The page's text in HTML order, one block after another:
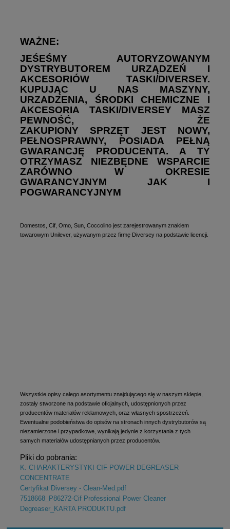
WAŻNE:
JEŚEŚMY AUTORYZOWANYM
DYSTRYBUTOREM URZĄDZEŃ I
AKCESORIÓW TASKI/DIVERSEY.
KUPUJĄC U NAS MASZYNY,
URZADZENIA, ŚRODKI CHEMICZNE I
AKCESORIA TASKI/DIVERSEY MASZ
PEWNOŚĆ, ŻE
ZAKUPIONY SPRZĘT JEST NOWY,
PEŁNOSPRAWNY, POSIADA PEŁNĄ
GWARANCJĘ PRODUCENTA. A TY
OTRZYMASZ NIEZBĘDNE WSPARCIE
ZARÓWNO W OKRESIE
GWARANCYJNYM JAK I
POGWARANCYJNYM
Domestos, Cif, Omo, Sun, Coccolino jest zarejestrowanym znakiem
towarowym Unilever, używanym przez firmę Diversey na podstawie licencji.
Wszystkie opisy całego asortymentu znajdującego się w naszym sklepie,
zostały stworzone na podstawie oficjalnych, udostępnionych przez
producentów materiałów reklamowych, oraz własnych spostrzeżeń.
Ewentualne podobieństwa do opisów na stronach innych dystrybutorów są
niezamierzone i przypadkowe, wynikają jedynie z korzystania z tych
samych materiałów udostępnianych przez producentów.
Pliki do pobrania:
K. CHARAKTERYSTYKI CIF POWER DEGREASER
CONCENTRATE
Certyfikat Diversey - Clean-Med.pdf
7518668_P86272-Cif Professional Power Cleaner
Degreaser_KARTA PRODUKTU.pdf